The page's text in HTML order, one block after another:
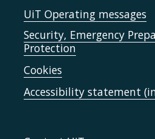
UiT Operating messages
Security, Emergency
Protection
Cookies
Accessibility statement